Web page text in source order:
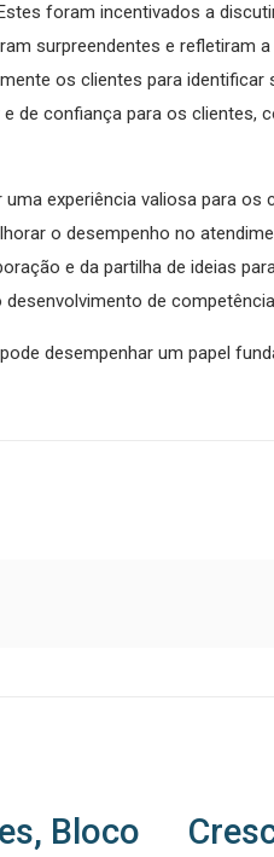
foram incentivados a
surpreendentes e refletiram
os clientes para
de confiança para os clientes,
experiência valiosa para
o desempenho no
e da partilha de ideias
de
desempenhar um papel
Bloco